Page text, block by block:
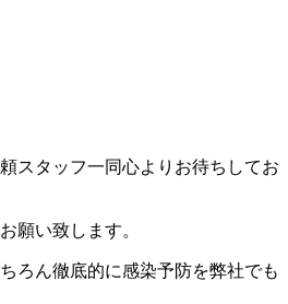
スタッフ一同心よりお待ちしてお
願い致します。
ろん徹底的に感染予防を弊社でも